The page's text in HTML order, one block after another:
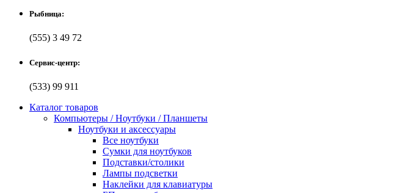
Рыбница:
(555) 3 49 72
Сервис-центр:
(533) 99 911
Каталог товаров
Компьютеры / Ноутбуки / Планшеты
Ноутбуки и аксессуары
Все ноутбуки
Сумки для ноутбуков
Подставки/столики
Лампы подсветки
Наклейки для клавиатуры